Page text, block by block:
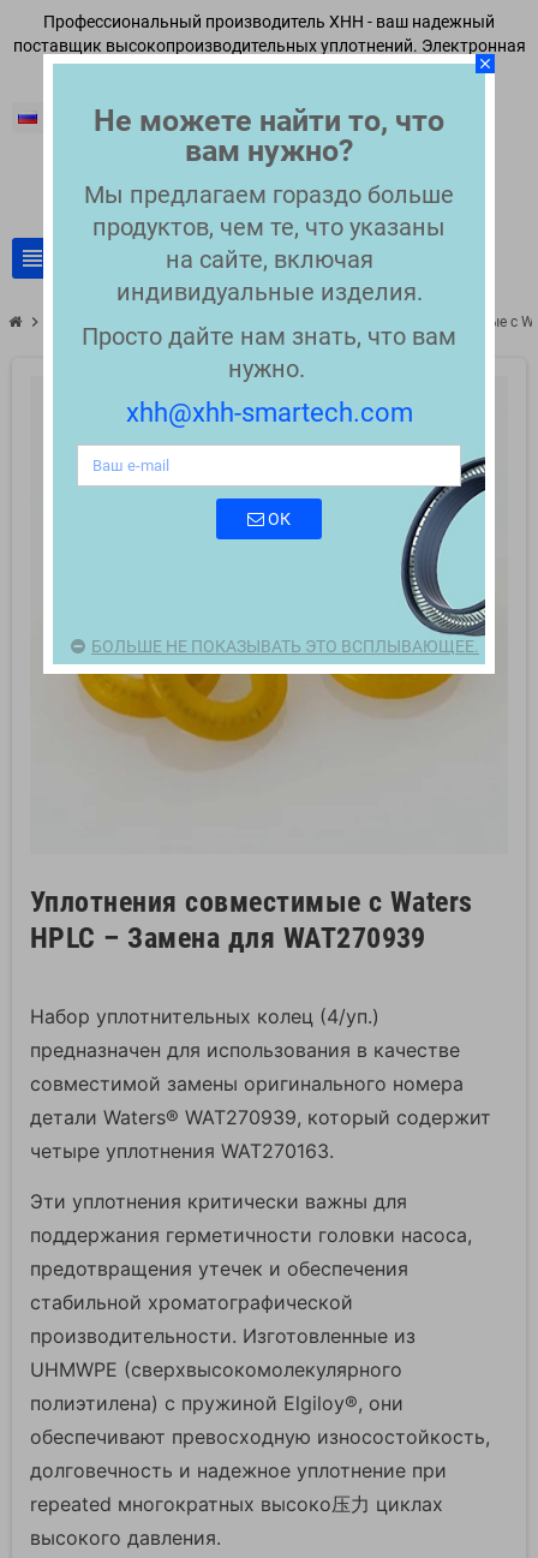
Профессиональный производитель XHH - ваш надежный
поставщик высокопроизводительных уплотнений. Электронная
почта:xhh@xhh-smartech.com
Русский
view_headline
chevron_right Уплотнения совместимые с
Уплотнения совместимые с Waters
HPLC – Замена для WAT270939
Набор уплотнительных колец (4/уп.)
предназначен для использования в качестве
совместимой замены оригинального номера
детали Waters® WAT270939, который содержит
четыре уплотнения WAT270163.
Эти уплотнения критически важны для
поддержания герметичности головки насоса,
предотвращения утечек и обеспечения
стабильной хроматографической
производительности. Изготовленные из
UHMWPE (сверхвысокомолекулярного
полиэтилена) с пружиной Elgiloy®, они
обеспечивают превосходную износостойкость,
долговечность и надежное уплотнение при
repeated многократных высоко压力 циклах
высокого давления.
close
Не можете найти то, что
вам нужно?
Мы предлагаем гораздо больше
продуктов, чем те, что указаны
на сайте, включая
индивидуальные изделия.
Просто дайте нам знать, что вам
нужно.
xhh@xhh-smartech.com
ОК
БОЛЬШЕ НЕ ПОКАЗЫВАТЬ ЭТО ВСПЛЫВАЮЩЕЕ.